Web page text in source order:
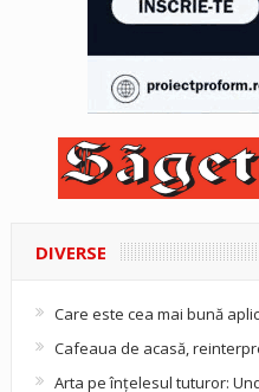
DIVERSE
Care este cea mai bună
Cafeaua de acasă,
Arta pe înțelesul tuturor: